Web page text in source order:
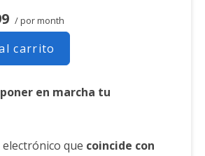
/ por month
carrito
en marcha tu
que coincide con